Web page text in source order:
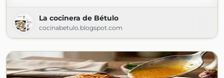
La cocinera de Bétulo
cocinabetulo.blogspot.com